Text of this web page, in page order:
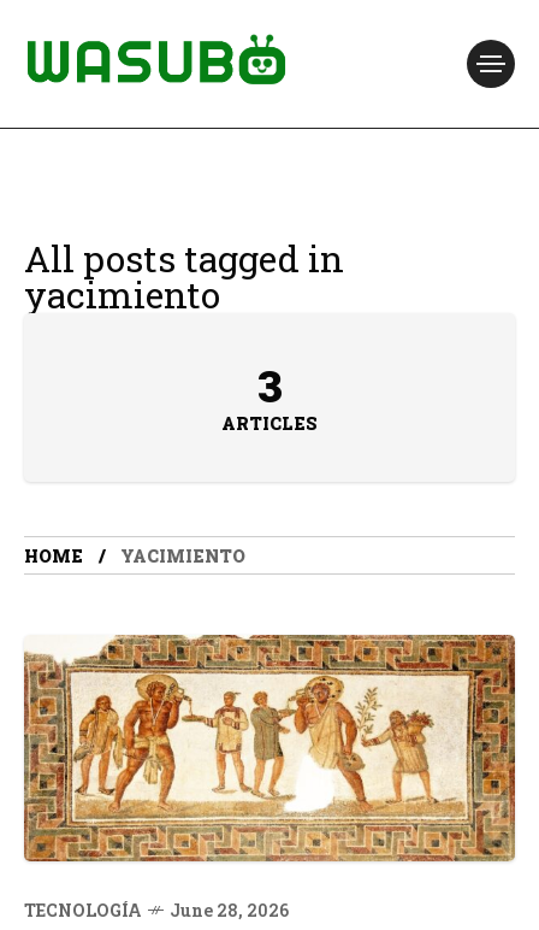
All posts tagged in
yacimiento
3
ARTICLES
HOME YACIMIENTO
TECNOLOGÍA June 28, 2026